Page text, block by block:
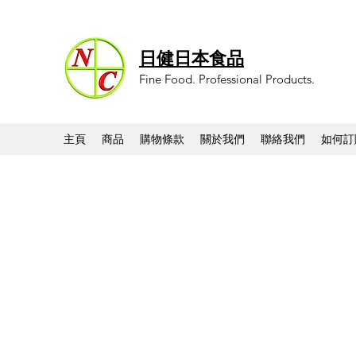
日健日本食品
Fine Food. Professional Products.
主頁 商品 購物條款 關於我們 聯絡我們 如何